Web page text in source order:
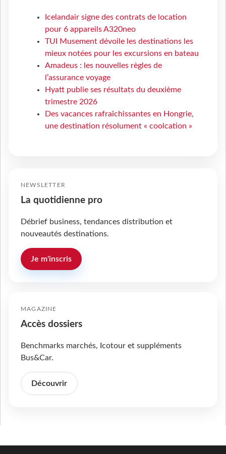
Icelandair signe des contrats de location
pour 6 appareils A320neo
TUI Musement dévoile les destinations les
mieux notées pour les excursions en bateau
Amadeus : les nouvelles règles de
l’assurance voyage
Hyatt publie ses résultats du deuxième
trimestre 2026
Des vacances rafraîchissantes en Hongrie,
une destination résolument « coolcation »
NEWSLETTER
La quotidienne pro
Débrief business, tendances distribution et
nouveautés destinations.
Je m'inscris
MAGAZINE
Accès dossiers
Benchmarks marchés, Icotour et suppléments
Bus&Car.
Découvrir